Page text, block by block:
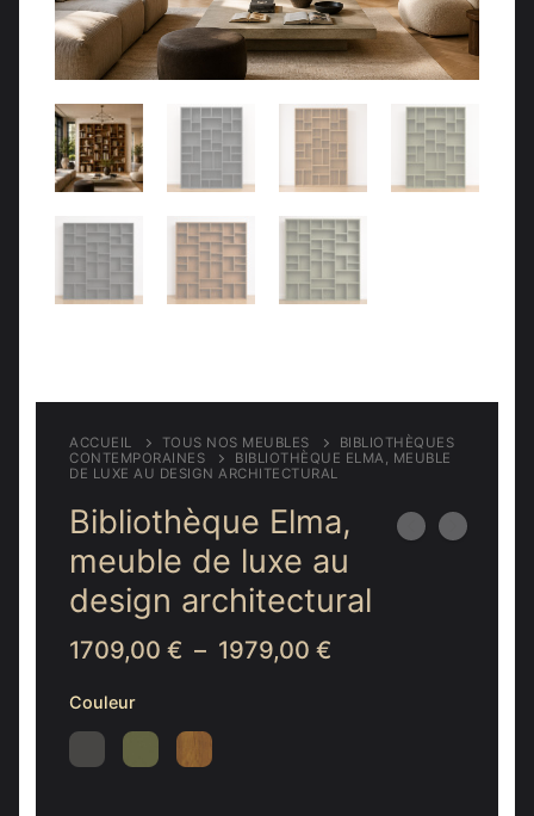
Meubles d’entrée
Étagères
Meubles de chambre
Étagères
Chambre
ACCUEIL TOUS NOS MEUBLES
BIBLIOTHÈQUES
CONTEMPORAINES
BIBLIOTHÈQUE ELMA, MEUBLE
DE LUXE AU DESIGN ARCHITECTURAL
Bibliothèque Elma,
meuble de luxe au
design architectural
1709,00 € – 1979,00 €
Couleur